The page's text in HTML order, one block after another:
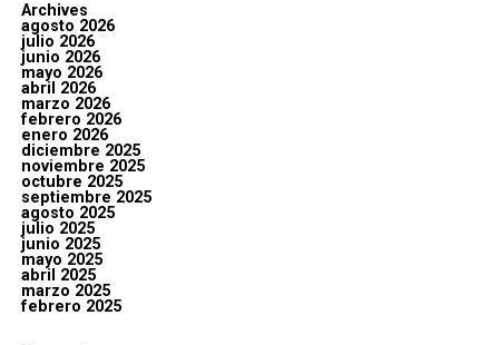
Archives
agosto 2026
julio 2026
junio 2026
mayo 2026
abril 2026
marzo 2026
febrero 2026
enero 2026
diciembre 2025
noviembre 2025
octubre 2025
septiembre 2025
agosto 2025
julio 2025
junio 2025
mayo 2025
abril 2025
marzo 2025
febrero 2025